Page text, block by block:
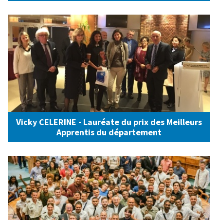
Vicky CELERINE - Lauréate du prix des Meilleurs
Apprentis du département